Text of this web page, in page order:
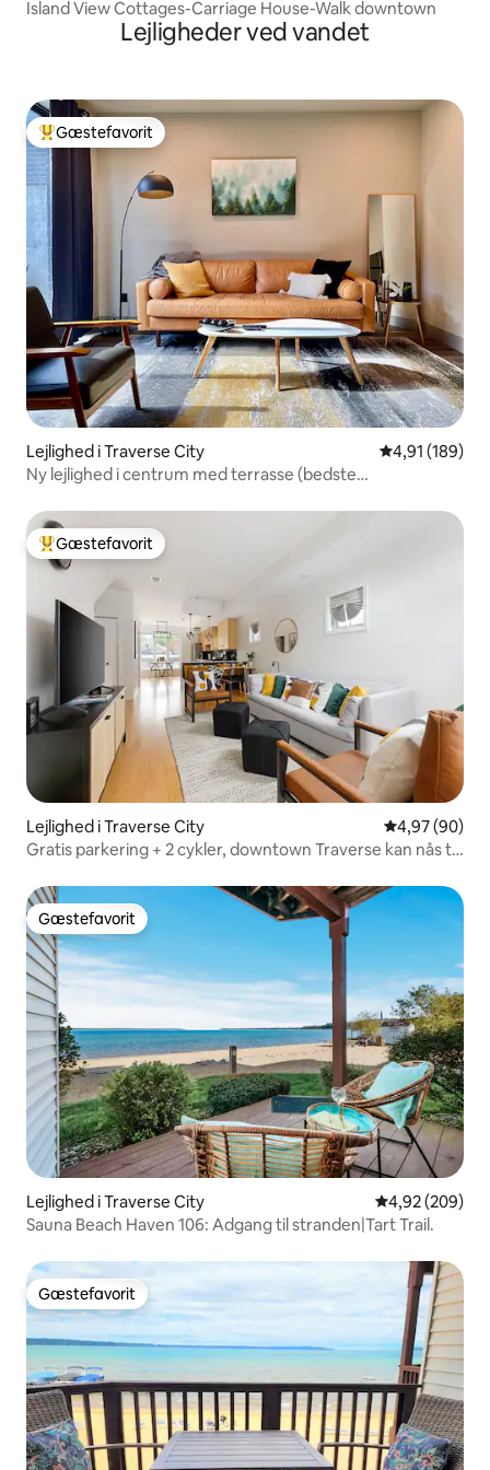
Island View Cottages-Carriage House-Walk downtown
Lejligheder ved vandet
Bedste gæstefavorit
Gæstefavorit
Lejlighed i Traverse City 4,91 ud af 5 i
4,91 (189)
Ny lejlighed i centrum med terrasse (bedste
Bedste gæstefavorit
Gæstefavorit
Lejlighed i Traverse City 4,97 ud af 5 i
4,97 (90)
Gratis parkering + 2 cykler, downtown Traverse kan nås til
Gæstefavorit
Gæstefavorit
Lejlighed i Traverse City 4,92 ud af 5 i
4,92 (209)
Sauna Beach Haven 106: Adgang til stranden|Tart Trail.
Gæstefavorit
Gæstefavorit